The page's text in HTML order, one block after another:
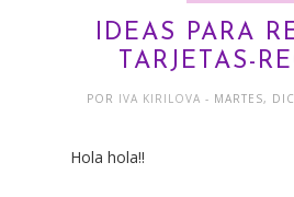
IDEAS PARA
TARJETAS-
POR IVA KIRILOVA - MARTES,
Hola hola!!